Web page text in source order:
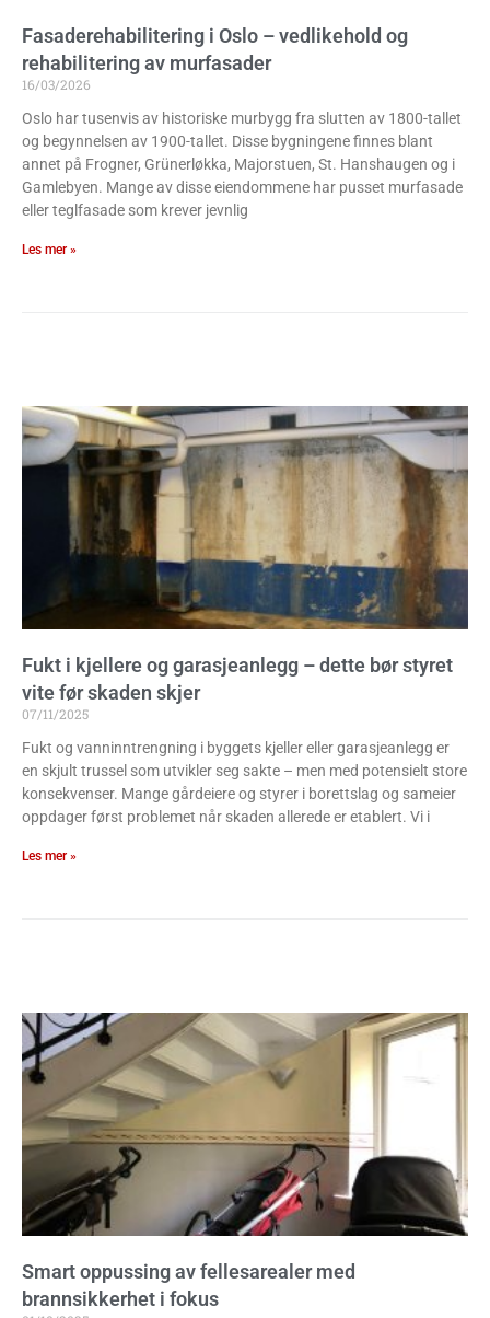
Fasaderehabilitering i Oslo – vedlikehold og
rehabilitering av murfasader
16/03/2026
Oslo har tusenvis av historiske murbygg fra slutten av 1800-tallet
og begynnelsen av 1900-tallet. Disse bygningene finnes blant
annet på Frogner, Grünerløkka, Majorstuen, St. Hanshaugen og i
Gamlebyen. Mange av disse eiendommene har pusset murfasade
eller teglfasade som krever jevnlig
Les mer »
Fukt i kjellere og garasjeanlegg – dette bør styret
vite før skaden skjer
07/11/2025
Fukt og vanninntrengning i byggets kjeller eller garasjeanlegg er
en skjult trussel som utvikler seg sakte – men med potensielt store
konsekvenser. Mange gårdeiere og styrer i borettslag og sameier
oppdager først problemet når skaden allerede er etablert. Vi i
Les mer »
Smart oppussing av fellesarealer med
brannsikkerhet i fokus